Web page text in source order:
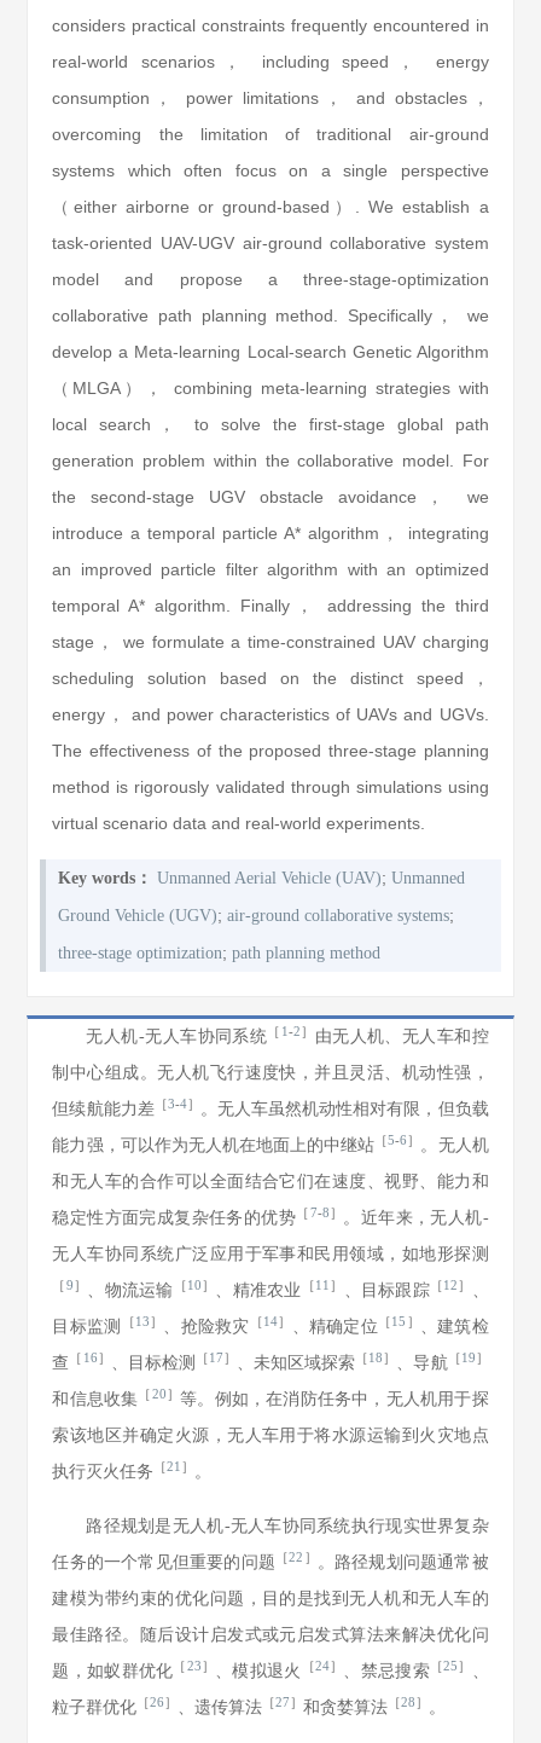
considers practical constraints frequently encountered in
real-world scenarios， including speed， energy
consumption， power limitations， and obstacles，
overcoming the limitation of traditional air-ground
systems which often focus on a single perspective
（either airborne or ground-based）. We establish a
task-oriented UAV-UGV air-ground collaborative system
model and propose a three-stage-optimization
collaborative path planning method. Specifically， we
develop a Meta-learning Local-search Genetic Algorithm
（MLGA）， combining meta-learning strategies with
local search， to solve the first-stage global path
generation problem within the collaborative model. For
the second-stage UGV obstacle avoidance， we
introduce a temporal particle A* algorithm， integrating
an improved particle filter algorithm with an optimized
temporal A* algorithm. Finally， addressing the third
stage， we formulate a time-constrained UAV charging
scheduling solution based on the distinct speed，
energy， and power characteristics of UAVs and UGVs.
The effectiveness of the proposed three-stage planning
method is rigorously validated through simulations using
virtual scenario data and real-world experiments.
Key words： Unmanned Aerial Vehicle (UAV);Unmanned
Ground Vehicle (UGV);air-ground collaborative systems;
three-stage optimization;path planning method
无人机-无人车协同系统 ［ 1 -2］
由无人机、无人车和控
制中心组成。无人机飞行速度快，并且灵活、机动性强，
但续航能力差 ［3-4］
。无人车虽然机动性相对有限，但负载
能力强，可以作为无人机在地面上的中继站 ［5-6］ 。无人机
和无人车的合作可以全面结合它们在速度、视野、能力和
稳定性方面完成复杂任务的优势 ［7-8］ 。近年来，无人机-
无人车协同系统广泛应用于军事和民用领域，如地形探测
［9］ 、物流运输 ［10］ 、精准农业 ［11 ］ 、目标跟踪［12］
、
目标监测
［13］ 、抢险救灾 ［14］ 、精确定位 ［15 ］
、建筑检
查
［ 16］ 、目标检测 ［17］ 、未知区域探索 ［18］ 、导航 ［19］
和信息收集 ［20］等。例如，在消防任务中，无人机用于探
索该地区并确定火源，无人车用于将水源运输到火灾地点
执行灭火任务
［21 ］ 。
路径规划是无人机-无人车协同系统执行现实世界复杂
任务的一个常见但重要的问题
［22 ］
。路径规划问题通常被
建模为带约束的优化问题，目的是找到无人机和无人车的
最佳路径。随后设计启发式或元启发式算法来解决优化问
题，如蚁群优化 ［23］ 、模拟退火 ［24］ 、禁忌搜索［25］
、
粒子群优化 ［26］ 、遗传算法 ［27］和贪婪算法 ［28］ 。